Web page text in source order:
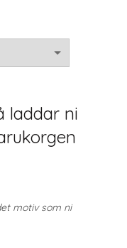
laddar ni
motiv som ni